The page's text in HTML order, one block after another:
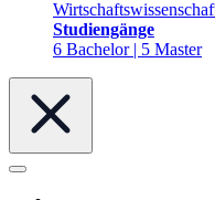
Studiengänge
6 Bachelor | 5 Master